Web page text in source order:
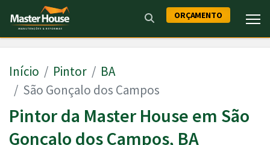
ORÇAMENTO
Início Pintor
BA
São Gonçalo dos Campos
Pintor da Master House em São
Gonçalo dos Campos, BA